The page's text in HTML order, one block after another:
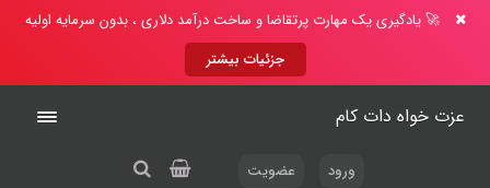
🚀 یادگیری یک مهارت پرتقاضا و ساخت درآمد دلاری ، بدون سرمایه اولیه
جزئیات بیشتر
عزت خواه دات کام
ورود عضویت